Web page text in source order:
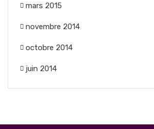
mars 2015
novembre 2014
octobre 2014
juin 2014